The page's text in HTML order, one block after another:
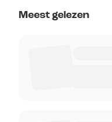
Meest gelezen